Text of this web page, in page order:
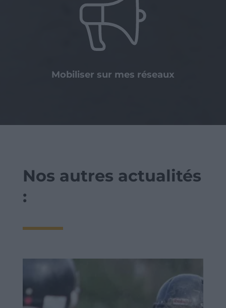
Mobiliser sur mes réseaux
Nos autres actualités
: